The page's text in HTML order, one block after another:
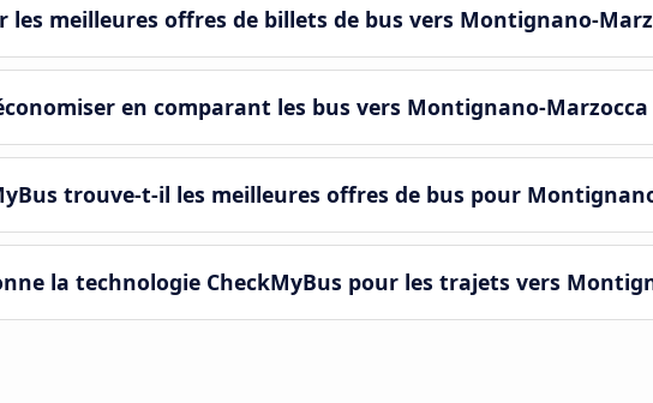
les meilleures offres de billets de bus vers Montignano-
en comparant les bus vers Montignano-Marzocca
trouve-t-il les meilleures offres de bus pour
la technologie CheckMyBus pour les trajets vers